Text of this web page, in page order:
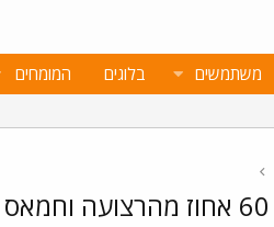
משתמשים בלוגים המומחים